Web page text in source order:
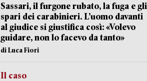
Sassari, il furgone rubato, la fuga e gli
spari dei carabinieri. L’uomo davanti
al giudice si giustifica così: «Volevo
guidare, non lo facevo da tanto»
di Luca Fiori
Il caso